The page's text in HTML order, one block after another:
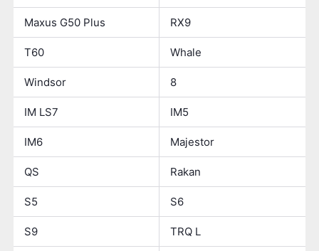
Maxus G50 Plus RX9
T60 Whale
Windsor 8
IM LS7 IM5
IM6 Majestor
QS Rakan
S5 S6
S9 TRQ L